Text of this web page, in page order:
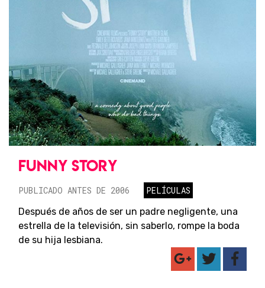
FUNNY STORY
PUBLICADO ANTES DE 2006
PELÍCULAS
Después de años de ser un padre negligente, una
estrella de la televisión, sin saberlo, rompe la boda
de su hija lesbiana.